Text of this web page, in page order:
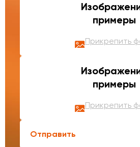
примеры
Прикрепить
примеры
Прикрепить
Отправить